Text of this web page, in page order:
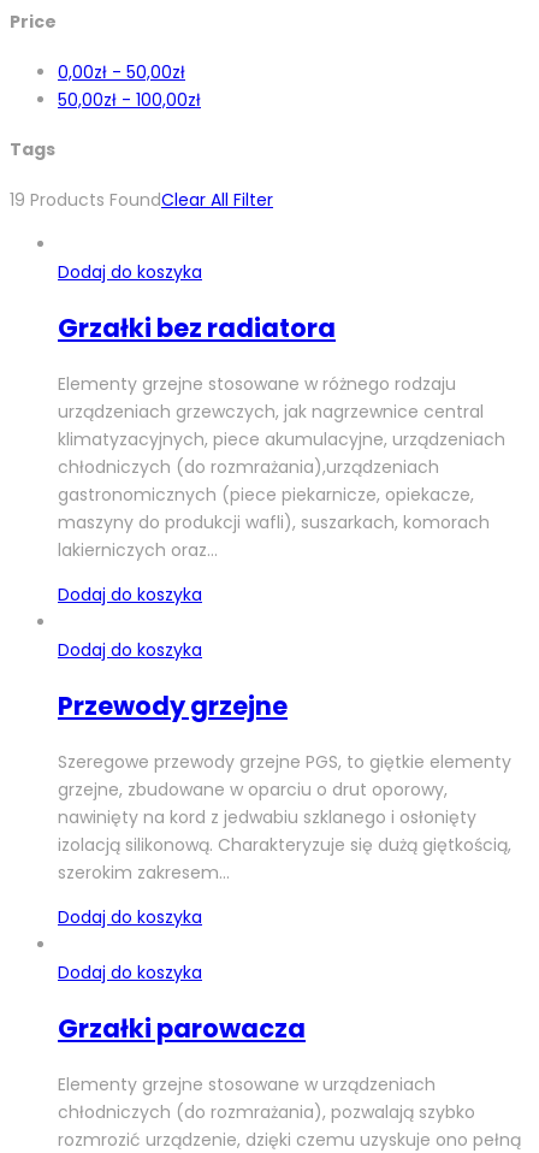
Price
0,00zł - 50,00zł
50,00zł - 100,00zł
Tags
19 Products FoundClear All Filter
Dodaj do koszyka
Grzałki bez radiatora
Elementy grzejne stosowane w różnego rodzaju
urządzeniach grzewczych, jak nagrzewnice central
klimatyzacyjnych, piece akumulacyjne, urządzeniach
chłodniczych (do rozmrażania),urządzeniach
gastronomicznych (piece piekarnicze, opiekacze,
maszyny do produkcji wafli), suszarkach, komorach
lakierniczych oraz…
Dodaj do koszyka
Dodaj do koszyka
Przewody grzejne
Szeregowe przewody grzejne PGS, to giętkie elementy
grzejne, zbudowane w oparciu o drut oporowy,
nawinięty na kord z jedwabiu szklanego i osłonięty
izolacją silikonową. Charakteryzuje się dużą giętkością,
szerokim zakresem…
Dodaj do koszyka
Dodaj do koszyka
Grzałki parowacza
Elementy grzejne stosowane w urządzeniach
chłodniczych (do rozmrażania), pozwalają szybko
rozmrozić urządzenie, dzięki czemu uzyskuje ono pełną